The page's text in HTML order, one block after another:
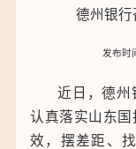
浪潮软
积成电
德州银
发布时
近日，德州
认真落实山东
效，摆差距、